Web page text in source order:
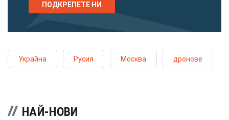
ПОДКРЕПЕТЕ НИ
Украйна Русия Москва дронове
НАЙ-НОВИ